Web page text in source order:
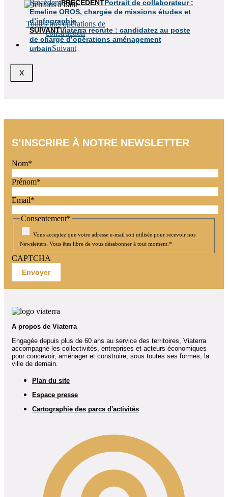
Toutes nos opérations de
construction
Notre actualité
X
PrécédentPRÉCÉDENTPortrait de collaborateur :
Emeline OROS, chargée de missions études et
d’infographie
SUIVANTViaterra recrute : candidatez au poste
de chargé d’opérations aménagement
urbainSuivant
S’INSCRIRE À NOTRE NEWSLETTER
Nom*
Prénom*
Email*
Consentement*
Vous acceptez que votre adresse e-mail soit utilisée pour recevoir nos
Newsletters. Vous êtes libre de vous désabonner à tout moment. *
CAPTCHA
A propos de Viaterra
Engagée depuis plus de 60 ans au service des territoires, Viaterra
accompagne les collectivités, entreprises et acteurs économiques
pour concevoir, aménager et construire, sous toutes ses formes, la
ville de demain.
Plan du site
Espace presse
Cartographie des parcs d'activités